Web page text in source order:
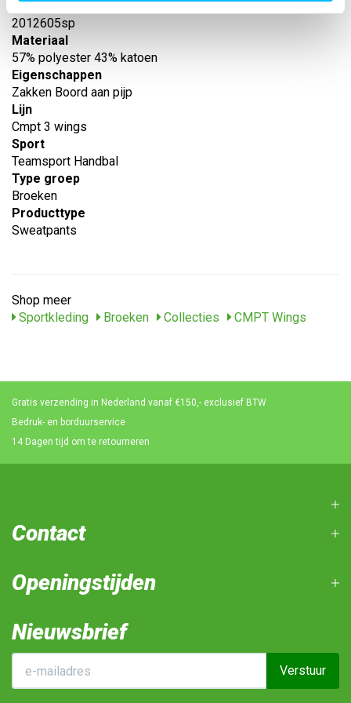
Model
2012605sp
Materiaal
57% polyester 43% katoen
Eigenschappen
Zakken Boord aan pijp
Lijn
Cmpt 3 wings
Sport
Teamsport Handbal
Type groep
Broeken
Producttype
Sweatpants
Shop meer
Sportkleding
Broeken Collecties CMPT Wings
Gratis verzending in Nederland vanaf €150,- exclusief BTW
Bedruk- en borduurservice
14 Dagen tijd om te retourneren
Contact
Openingstijden
Nieuwsbrief
Verstuur